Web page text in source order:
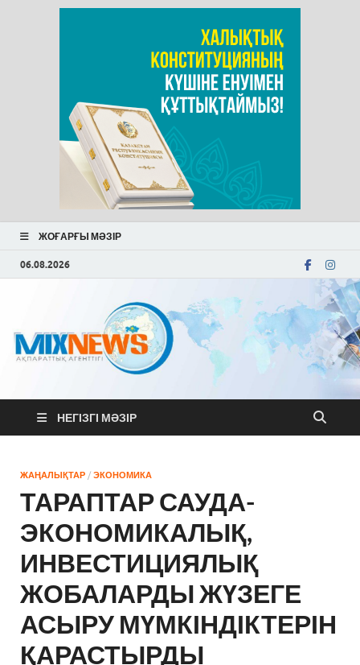
ЖОҒАРҒЫ МӘЗІР
06.08.2026
MixNews
НЕГІЗГІ МӘЗІР
ЖАҢАЛЫҚТАР / ЭКОНОМИКА
ТАРАПТАР САУДА-
ЭКОНОМИКАЛЫҚ,
ИНВЕСТИЦИЯЛЫҚ
ЖОБАЛАРДЫ ЖҮЗЕГЕ
АСЫРУ МҮМКІНДІКТЕРІН
ҚАРАСТЫРДЫ